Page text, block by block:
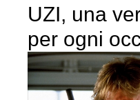
UZI, una
per ogni